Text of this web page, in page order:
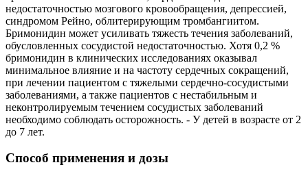
недостаточностью мозгового кровообращения, депрессией,
синдромом Рейно, облитерирующим тромбангиитом.
Бримонидин может усиливать тяжесть течения заболеваний,
обусловленных сосудистой недостаточностью. Хотя 0,2 %
бримонидин в клинических исследованиях оказывал
минимальное влияние и на частоту сердечных сокращений,
при лечении пациентом с тяжелыми сердечно-сосудистыми
заболеваниями, а также пациентов с нестабильным и
неконтролируемым течением сосудистых заболеваний
необходимо соблюдать осторожность. - У детей в возрасте от 2
до 7 лет.
Способ применения и дозы